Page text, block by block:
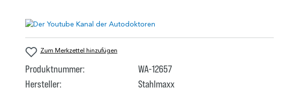
Zum Merkzettel hinzufügen
Produktnummer:
WA-12657
Hersteller:
Stahlmaxx